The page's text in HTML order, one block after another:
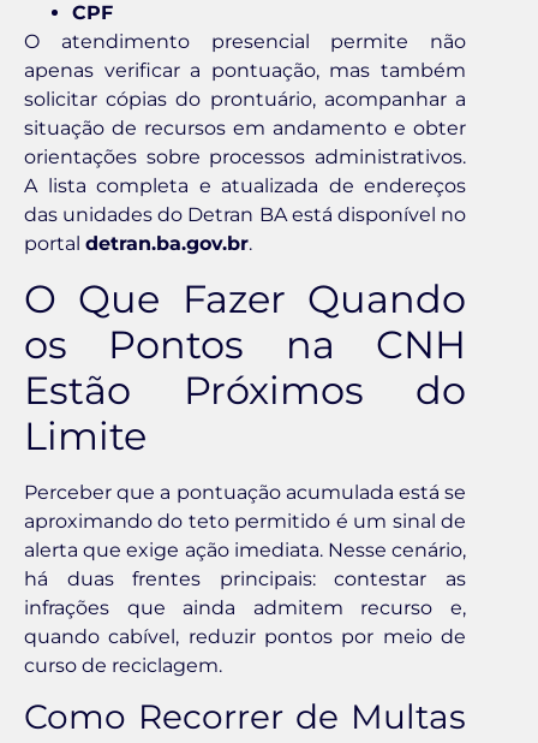
CPF
O atendimento presencial permite não
apenas verificar a pontuação, mas também
solicitar cópias do prontuário, acompanhar a
situação de recursos em andamento e obter
orientações sobre processos administrativos.
A lista completa e atualizada de endereços
das unidades do Detran BA está disponível no
portal detran.ba.gov.br.
O Que Fazer Quando
os Pontos na CNH
Estão Próximos do
Limite
Perceber que a pontuação acumulada está se
aproximando do teto permitido é um sinal de
alerta que exige ação imediata. Nesse cenário,
há duas frentes principais: contestar as
infrações que ainda admitem recurso e,
quando cabível, reduzir pontos por meio de
curso de reciclagem.
Como Recorrer de Multas